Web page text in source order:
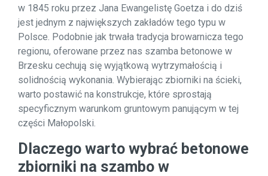
w 1845 roku przez Jana Ewangelistę Goetza i do dziś
jest jednym z największych zakładów tego typu w
Polsce. Podobnie jak trwała tradycja browarnicza tego
regionu, oferowane przez nas szamba betonowe w
Brzesku cechują się wyjątkową wytrzymałością i
solidnością wykonania. Wybierając zbiorniki na ścieki,
warto postawić na konstrukcje, które sprostają
specyficznym warunkom gruntowym panującym w tej
części Małopolski.
Dlaczego warto wybrać betonowe
zbiorniki na szambo w